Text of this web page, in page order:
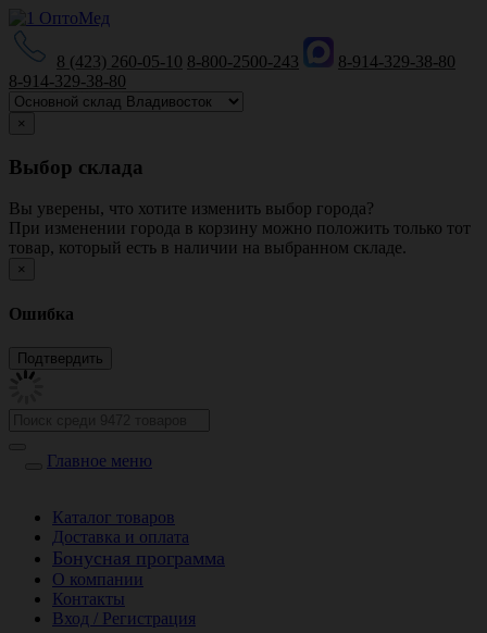
8 (423) 260-05-10 8-800-2500-243
8-914-329-38-80
8-914-329-38-80
×
Выбор склада
Вы уверены, что хотите изменить выбор города?
При изменении города в корзину можно положить только тот
товар, который есть в наличии на выбранном складе.
×
Ошибка
Главное меню
Каталог товаров
Доставка и оплата
Бонусная программа
О компании
Контакты
Вход / Регистрация